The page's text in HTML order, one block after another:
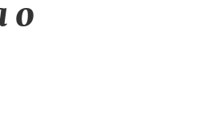
o